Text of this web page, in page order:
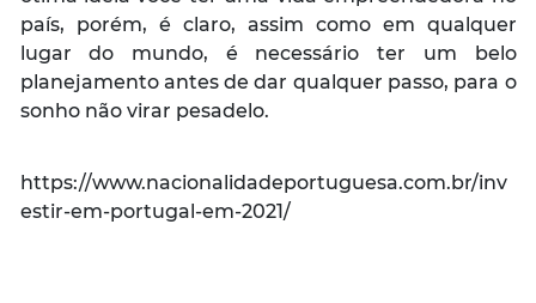
país, porém, é claro, assim como em qualquer
lugar do mundo, é necessário ter um belo
planejamento antes de dar qualquer passo, para o
sonho não virar pesadelo.
https://www.nacionalidadeportuguesa.com.br/inv
estir-em-portugal-em-2021/